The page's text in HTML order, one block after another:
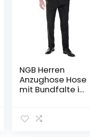
NGB Herren
Anzughose Hose
mit Bundfalte in
Größen